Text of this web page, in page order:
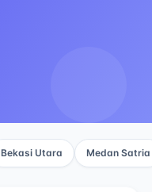
Bekasi Utara Medan Satria